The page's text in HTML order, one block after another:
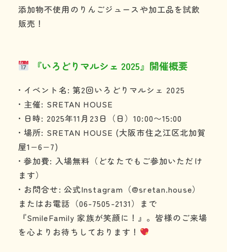
添加物不使用のりんごジュースや加工品を試飲
販売！
『いろどりマルシェ 2025』開催概要
• イベント名: 第2回いろどりマルシェ 2025
• 主催: SRETAN HOUSE
• 日時: 2025年11月23日（日）10:00〜15:00
• 場所: SRETAN HOUSE (大阪市住之江区北加賀
屋1−6−7)
• 参加費: 入場無料（どなたでもご参加いただけ
ます）
• お問合せ: 公式Instagram（@sretan.house）
またはお電話（06-7505-2131）まで
『SmileFamily 家族が笑顔に！』。皆様のご来場
を心よりお待ちしております！